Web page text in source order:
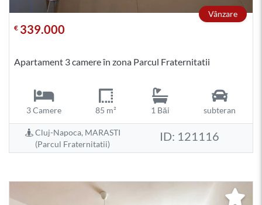
Vânzare
€ 339.000
Apartament 3 camere în zona Parcul Fraternitatii
3 Camere 85 m² 1 Băi subteran
Cluj-Napoca, MARASTI
(Parcul Fraternitatii)
ID: 121116